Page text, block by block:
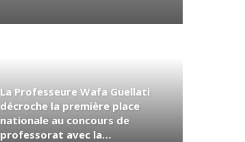
La Professeure Wafa Guellati
décroche la première place
nationale au concours de
professorat avec la…